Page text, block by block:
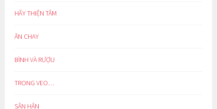
HÃY THIỆN TÂM
ĂN CHAY
BÌNH VÀ RƯỢU
TRONG VEO…
SÂN HẬN